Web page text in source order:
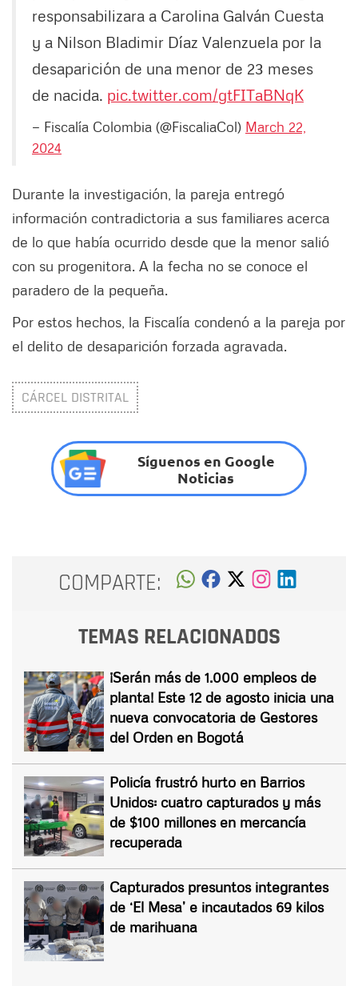
responsabilizara a Carolina Galván Cuesta
y a Nilson Bladimir Díaz Valenzuela por la
desaparición de una menor de 23 meses
de nacida. pic.twitter.com/gtFITaBNqK
— Fiscalía Colombia (@FiscaliaCol) March 22,
2024
Durante la investigación, la pareja entregó
información contradictoria a sus familiares acerca
de lo que había ocurrido desde que la menor salió
con su progenitora. A la fecha no se conoce el
paradero de la pequeña.
Por estos hechos, la Fiscalía condenó a la pareja por
el delito de desaparición forzada agravada.
CÁRCEL DISTRITAL
Síguenos en Google
Noticias
COMPARTE:
TEMAS RELACIONADOS
¡Serán más de 1.000 empleos de
planta! Este 12 de agosto inicia una
nueva convocatoria de Gestores
del Orden en Bogotá
Policía frustró hurto en Barrios
Unidos: cuatro capturados y más
de $100 millones en mercancía
recuperada
Capturados presuntos integrantes
de ‘El Mesa’ e incautados 69 kilos
de marihuana